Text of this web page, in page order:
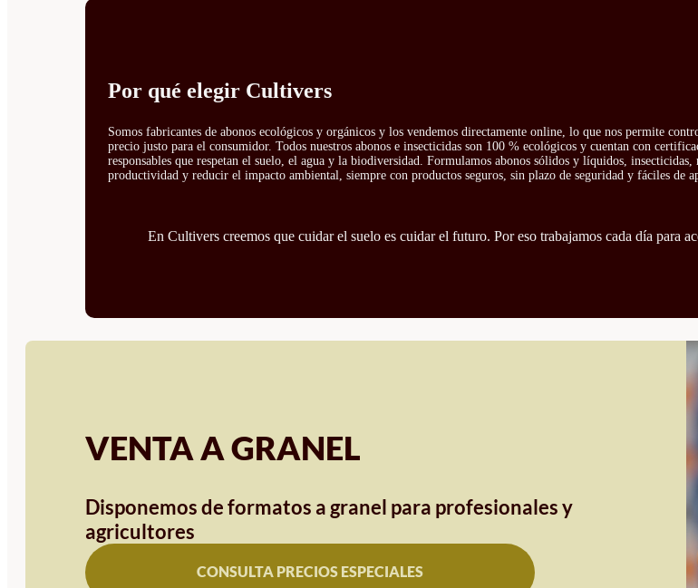
Por qué elegir Cultivers
Somos fabricantes de abonos ecológicos y orgánicos y los vendemos directamente online, lo que nos permite
precio justo para el consumidor. Todos nuestros abonos e insecticidas son 100 % ecológicos y cuentan con
responsables que respetan el suelo, el agua y la biodiversidad. Formulamos abonos sólidos y líquidos,
productividad y reducir el impacto ambiental, siempre con productos seguros, sin plazo de seguridad y fáciles de
En Cultivers creemos que cuidar el suelo es cuidar el futuro. Por eso trabajamos cada día para
VENTA A GRANEL
Disponemos de formatos a granel para profesionales y
agricultores
CONSULTA PRECIOS ESPECIALES